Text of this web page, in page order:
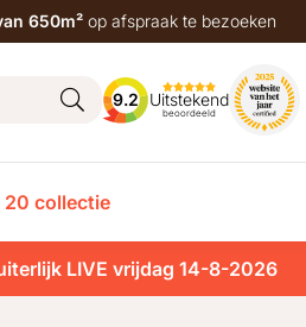
650m² op afspraak te bezoeken
9.2 Uitstekend
beoordeeld
20 collectie
LIVE vrijdag 14-8-2026